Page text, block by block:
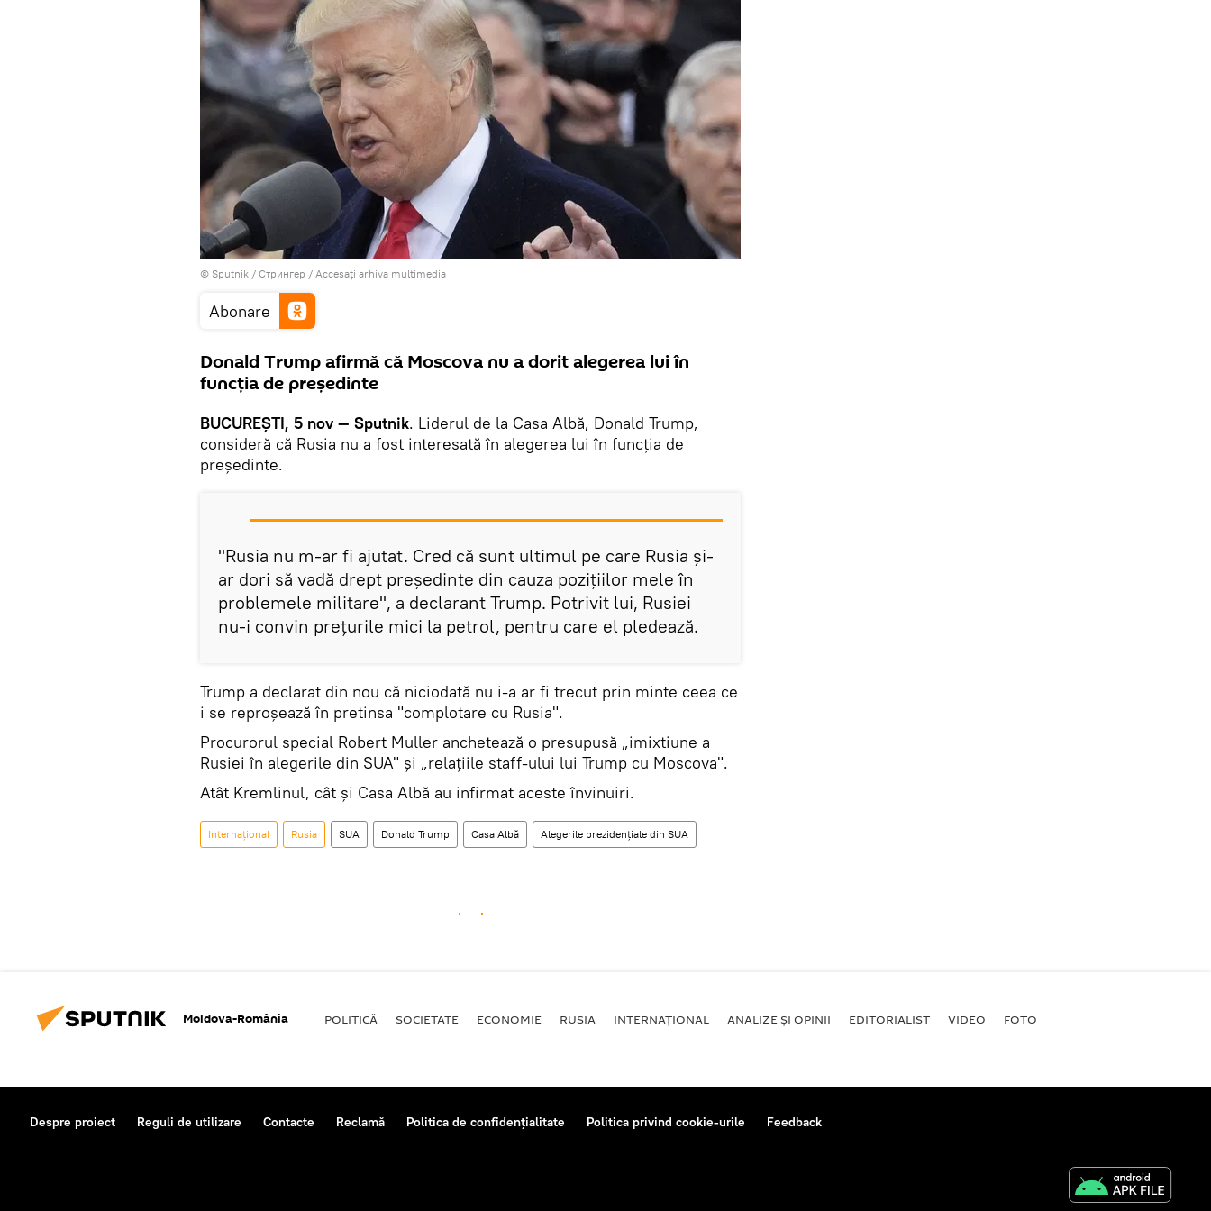
© Sputnik / Стрингер / Accesați arhiva multimedia
Abonare
Donald Trump afirmă că Moscova nu a dorit alegerea lui în
funcția de președinte
BUCUREȘTI, 5 nov — Sputnik. Liderul de la Casa Albă, Donald Trump,
consideră că Rusia nu a fost interesată în alegerea lui în funcția de
președinte.
"Rusia nu m-ar fi ajutat. Cred că sunt ultimul pe care Rusia și-
ar dori să vadă drept președinte din cauza pozițiilor mele în
problemele militare", a declarant Trump. Potrivit lui, Rusiei
nu-i convin prețurile mici la petrol, pentru care el pledează.
Trump a declarat din nou că niciodată nu i-a ar fi trecut prin minte ceea ce
i se reproșează în pretinsa "complotare cu Rusia".
Procurorul special Robert Muller anchetează o presupusă „imixtiune a
Rusiei în alegerile din SUA" și „relațiile staff-ului lui Trump cu Moscova".
Atât Kremlinul, cât și Casa Albă au infirmat aceste învinuiri.
Internaţional Rusia SUA Donald Trump Casa Albă Alegerile prezidențiale din SUA
Moldova-România POLITICĂ SOCIETATE ECONOMIE RUSIA INTERNAŢIONAL ANALIZE ȘI OPINII EDITORIALIST VIDEO FOTO
Despre proiect Reguli de utilizare Contacte Reclamă Politica de confidențialitate Politica privind cookie-urile Feedback